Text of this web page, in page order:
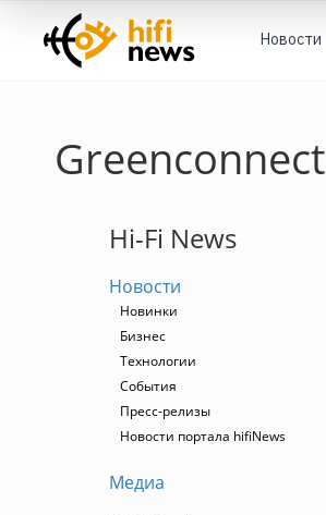
Новости
Greenconnect
Hi-Fi News
Новости
Новинки
Бизнес
Технологии
События
Пресс-релизы
Новости портала hifiNews
Медиа